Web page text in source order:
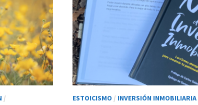
/
ESTOICISMO / INVERSIÓN INMOBILIARIA